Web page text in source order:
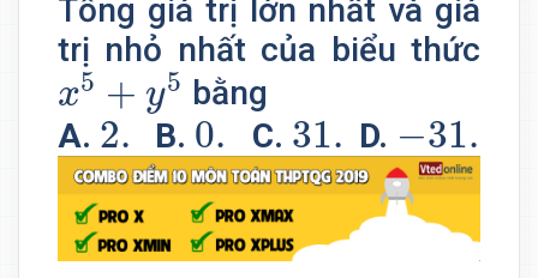
Tổng giá trị lớn nhất và giá
trị nhỏ nhất của biểu thức
x5 + y5
x5 +y5
bằng
A. 2.
2. B. 0.
0. C. 31.
31. D. −31.
31.